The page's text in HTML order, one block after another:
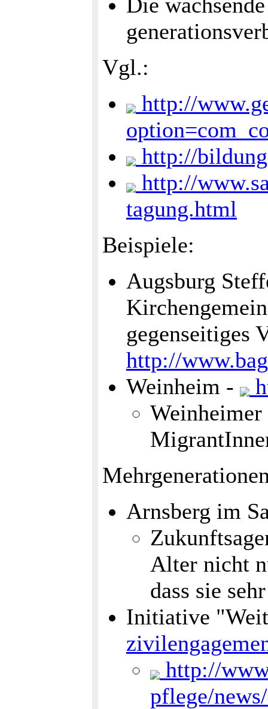
Vgl.:
http://
http://
http://
tagung.html
Beispiele:
Augsburg
gegenseitiges
http://
Weinheim -
Arnsberg im
Alter nicht
dass sie
Initiative
http://
pflege/